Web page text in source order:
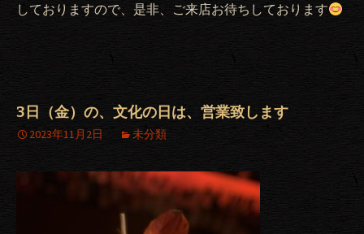
しておりますので、是非、ご来店お待ちしております
3日（金）の、文化の日は、営業致します
2023年11月2日 未分類